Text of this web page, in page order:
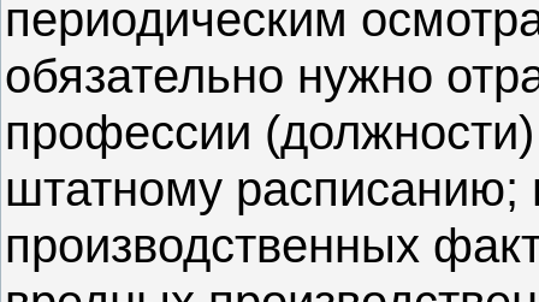
периодическим
обязательно нужно
профессии
штатному
производственных